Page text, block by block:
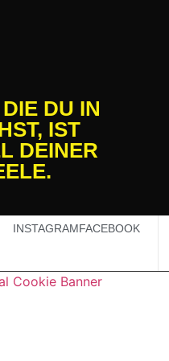
DU IN
IST
DEINER
INSTAGRAMFACEBOOK
Cookie Banner